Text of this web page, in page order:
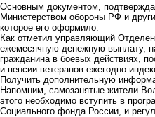
Основным документом,
Министерством обороны РФ и
которое его оформило.
Как отметил управляющий
ежемесячную денежную выплату,
гражданина в боевых действиях,
и пенсии ветеранов ежегодно
Получить дополнительную
Напомним, самозанятые жители
этого необходимо вступить в
Социального фонда России, и